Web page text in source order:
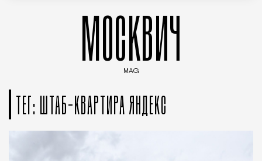
МОСКВИЧ
MAG
ТЕГ: ШТАБ-КВАРТИРА ЯНДЕКС